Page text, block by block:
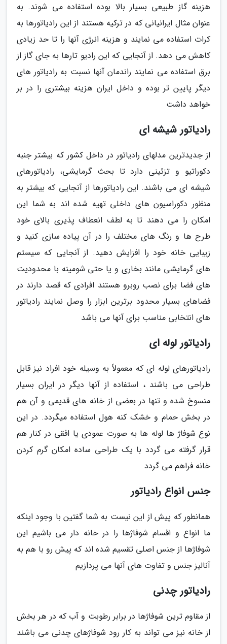
هزینه گاز طبیعی بسیار بالا بوده استفاده می شوند. به
عنوان مثال ایرانیانی که در ترکیه هستند از این رادیاتورها به
کرات استفاده می نمایند و هزینه انرژی آنها را تا حد زیادی
کاهش می دهد. از آنجایی که این رادیو تارها به جای گاز از
برق استفاده می نمایند راندمان آنها نسبت به رادیاتور های
دیگر پایین تر بوده و داخل ایران هزینه بیشتری را در بر
خواهد داشت
رادیاتور شیشه ای
از جدیدترین مدلهای رادیاتور در داخل کشور که بیشتر جنبه
دکوراتیو و تزئینی دارد تا بحث گرمایشی، رادیاتورهای
شیشه ای می باشند. این رادیاتورها از آنجایی که بیشتر به
منظور دکوراسیون های داخلی تهیه شده اند به شما این
امکان را می دهند تا به لطف انعطاف پذیری بالای خود
طرح ها و رنگ های مختلف را در آن پیاده سازی کنید و
زیبایی خانه خود را افزایش دهید. از آنجایی که سیستم
های گرمایشی مانند بخاری و یا حتی شومینه با محدودیت
های فضا برای نصب روبرو هستند افرادی که قصد دارند در
فضاهای بسیار محدود برترین ابزار را وصل نمایند رادیاتور
های انتخابی مناسب برای آنها می باشد
رادیاتور لوله ای
رادیاتورهای لوله ای که معمولاً به وسیله خود افراد نیز قابل
طراحی می باشند ، استفاده از آنها دیگر در ایران بسیار
منسوخ شده و تنها در بعضی از خانه های قدیمی و آن هم
در بخش حمام و خشک کنه هول استفاده میگردد. در این
نوع شوفاژ ها لوله ها به صورت عمودی یا افقی در کنار هم
قرار گرفته می گردد با یک طراحی ساده امکان گرم کردن
خانه فراهم می گردد
جنس انواع رادیاتور
همانطور که پیش از این نیست به شما گفتین با وجود اینکه
ما انواع و اقسام شوفاژها را در خانه دار می باشیم این
شوفاژها از جنس اصلی تقسیم شده اند که پیش رو با هم به
آنالیز جنس و تفاوت های آنها می پردازیم
رادیاتور چدنی
از مقاوم ترین شوفاژها در برابر رطوبت و آب که در هر بخش
از خانه نیز می تواند به کار رود شوفاژهای چدنی می باشند